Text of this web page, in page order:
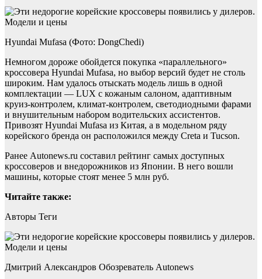
Hyundai Mufasa (Фото: DongChedi)
Немногом дороже обойдется покупка «параллельного»
кроссовера Hyundai Mufasa, но выбор версий будет не столь
широким. Нам удалось отыскать модель лишь в одной
комплектации — LUX с кожаным салоном, адаптивным
круиз-контролем, климат-контролем, светодиодными фарами
и внушительным набором водительских ассистентов.
Привозят Hyundai Mufasa из Китая, а в модельном ряду
корейского бренда он расположился между Creta и Tucson.
Ранее Autonews.ru составил рейтинг самых доступных
кроссоверов и внедорожников из Японии. В него вошли
машины, которые стоят менее 5 млн руб.
Читайте также:
Авторы Теги
Дмитрий Александров Обозреватель Autonews